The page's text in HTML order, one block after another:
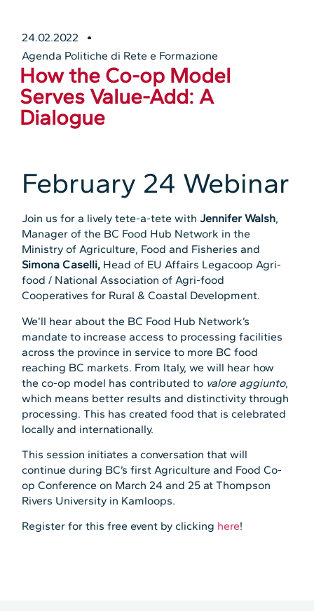
24.02.2022
Agenda Politiche di Rete e Formazione
How the Co-op Model
Serves Value-Add: A
Dialogue
February 24 Webinar
Join us for a lively tete-a-tete withJennifer Walsh,
Manager of the BC Food Hub Network in the
Ministry of Agriculture, Food and Fisheries and
Simona Caselli, Head of EU Affairs Legacoop Agri-
food / National Association of Agri-food
Cooperatives for Rural & Coastal Development.
We’ll hear about the BC Food Hub Network’s
mandate to increase access to processing facilities
across the province in service to more BC food
reaching BC markets. From Italy, we will hear how
the co-op model has contributed to valore aggiunto,
which means better results and distinctivity through
processing. This has created food that is celebrated
locally and internationally.
This session initiates a conversation that will
continue during BC’s first Agriculture and Food Co-
op Conference on March 24 and 25 at Thompson
Rivers University in Kamloops.
Register for this free event by clicking here!